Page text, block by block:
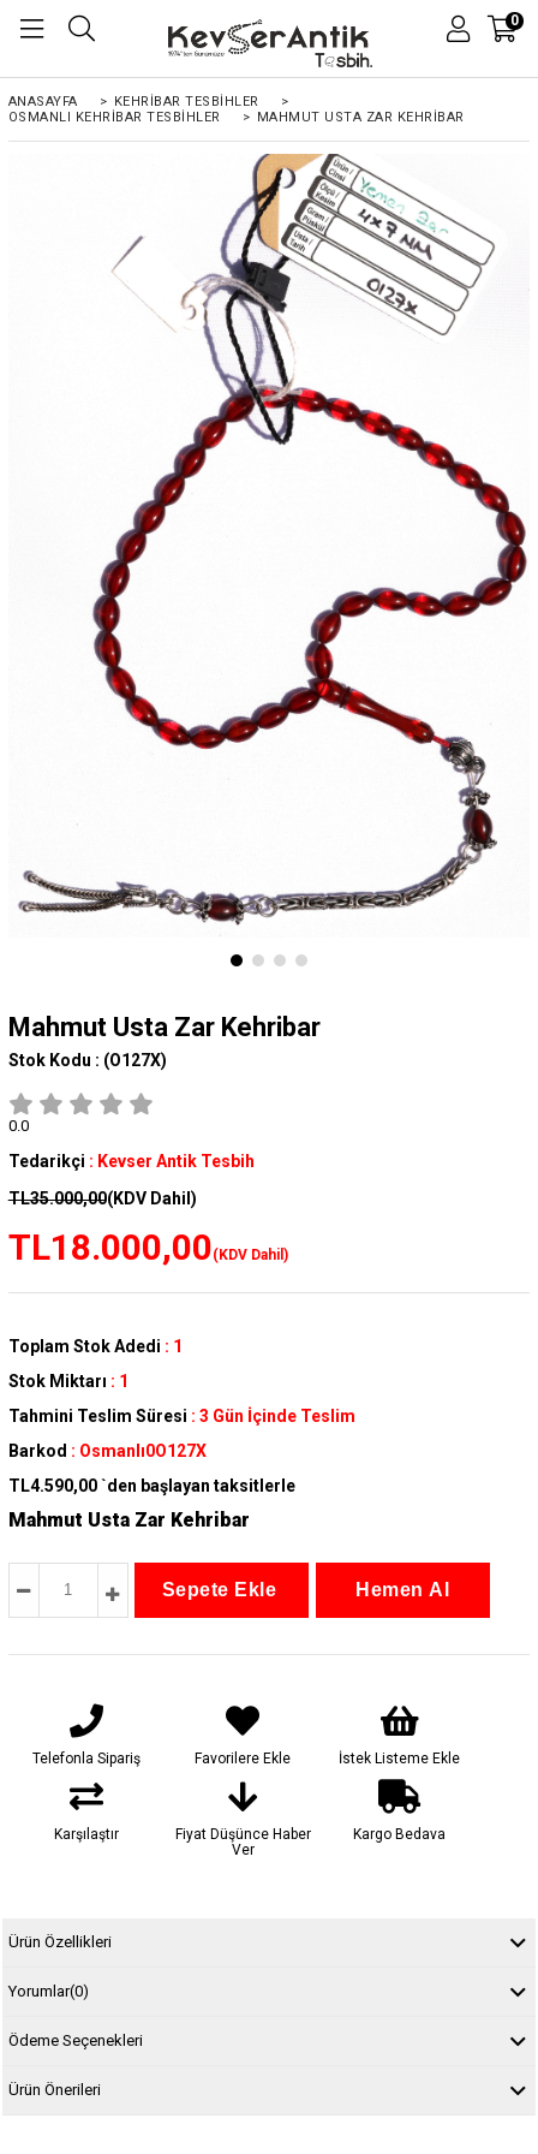
0
ANASAYFA > KEHRIBAR TESBIHLER
>
OSMANLI KEHRİBAR TESBİHLER
> MAHMUT USTA ZAR KEHRIBAR
Mahmut Usta Zar Kehribar
Stok Kodu : (O127X)
0.0
Tedarikçi : Kevser Antik Tesbih
TL35.000,00(KDV Dahil)
TL18.000,00(KDV Dahil)
Toplam Stok Adedi : 1
Stok Miktarı : 1
Tahmini Teslim Süresi : 3 Gün İçinde Teslim
Barkod : Osmanlı0O127X
TL4.590,00 `den başlayan taksitlerle
Mahmut Usta Zar Kehribar
Telefonla Sipariş Favorilere Ekle İstek Listeme Ekle
Karşılaştır
Fiyat Düşünce Haber
Ver
Kargo Bedava
Ürün Özellikleri
Yorumlar(0)
Ödeme Seçenekleri
Ürün Önerileri